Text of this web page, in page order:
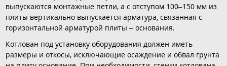
выпускаются монтажные петли, а с отступом 100–150 мм из
плиты вертикально выпускается арматура, связанная с
горизонтальной арматурой плиты – основания.
Котлован под установку оборудования должен иметь
размеры и откосы, исключающие осаждение и обвал грунта